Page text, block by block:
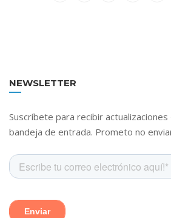
NEWSLETTER
Suscríbete para recibir
bandeja de entrada. Prometo no